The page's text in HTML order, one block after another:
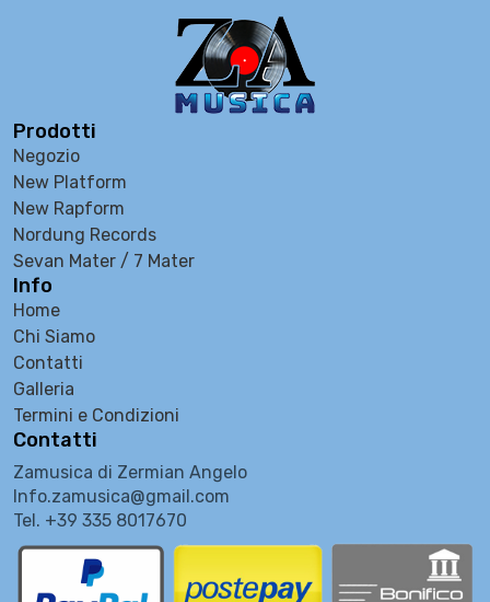
Prodotti
Negozio
New Platform
New Rapform
Nordung Records
Sevan Mater / 7 Mater
Info
Home
Chi Siamo
Contatti
Galleria
Termini e Condizioni
Contatti
Zamusica di Zermian Angelo
Info.zamusica@gmail.com
Tel. +39 335 8017670